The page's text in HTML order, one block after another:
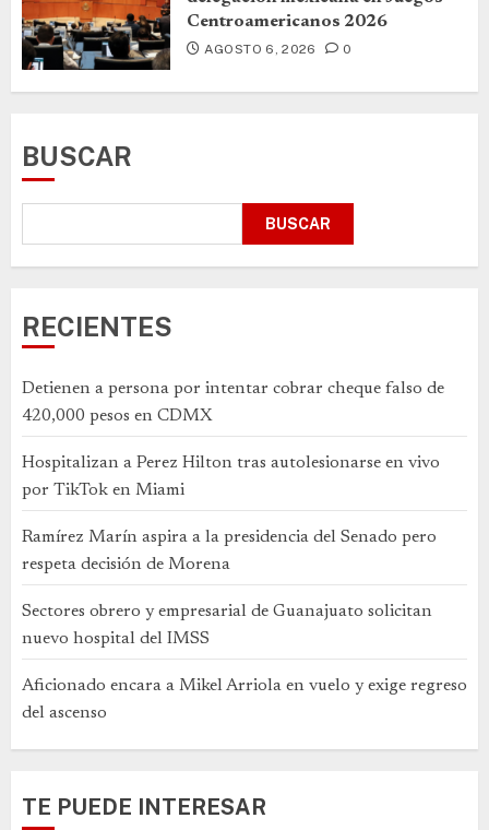
Centroamericanos 2026
AGOSTO 6, 2026 0
BUSCAR
BUSCAR
RECIENTES
Detienen a persona por intentar cobrar cheque falso de
420,000 pesos en CDMX
Hospitalizan a Perez Hilton tras autolesionarse en vivo
por TikTok en Miami
Ramírez Marín aspira a la presidencia del Senado pero
respeta decisión de Morena
Sectores obrero y empresarial de Guanajuato solicitan
nuevo hospital del IMSS
Aficionado encara a Mikel Arriola en vuelo y exige regreso
del ascenso
TE PUEDE INTERESAR